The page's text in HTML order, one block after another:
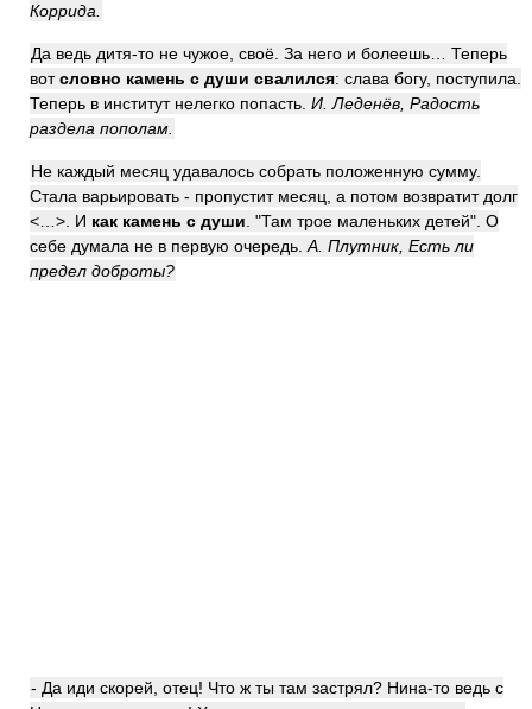
Коррида.
Да ведь дитя-то не чужое, своё. За него и болеешь… Теперь
вотсловно камень с души свалился: слава богу, поступила.
Теперь в институт нелегко попасть. И. Леденёв, Радость
раздела пополам.
Не каждый месяц удавалось собрать положенную сумму.
Стала варьировать - пропустит месяц, а потом возвратит долг
<…>. И как камень с души . "Там трое маленьких детей". О
себе думала не в первую очередь. А. Плутник, Есть ли
предел доброты?
- Да иди скорей, отец! Что ж ты там застрял? Нина-то ведь с